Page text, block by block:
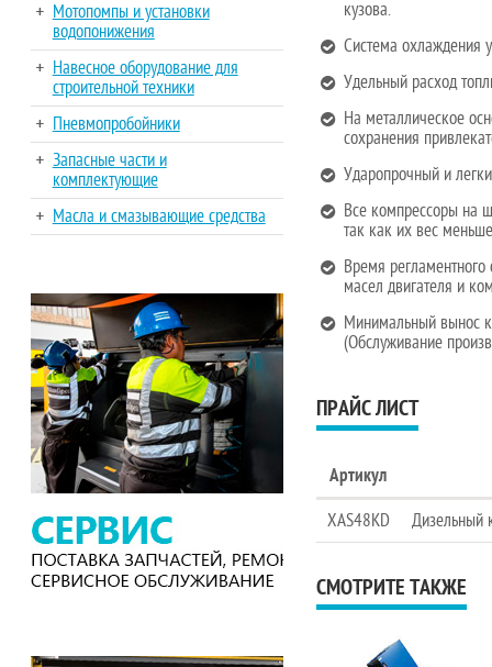
Мотопомпы и установки
водопонижения
Навесное оборудование для
строительной техники
Пневмопробойники
Запасные части и
комплектующие
Масла и смазывающие средства
кузова.
Система охлаждения
Удельный расход
На металлическое
сохранения
Ударопрочный и
Все компрессоры на
так как их вес
Время регламентного
масел двигателя и
Минимальный вынос
(Обслуживание
ПРАЙС ЛИСТ
Артикул
XAS48KD Дизельный
СМОТРИТЕ ТАКЖЕ